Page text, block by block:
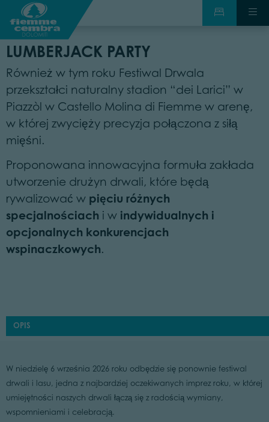
LUMBERJACK PARTY
Również w tym roku Festiwal Drwala
przekształci naturalny stadion “dei Larici” w
Piazzòl w Castello Molina di Fiemme w arenę,
w której zwycięży precyzja połączona z siłą
mięśni.
Proponowana innowacyjna formuła zakłada
utworzenie drużyn drwali, które będą
rywalizować w pięciu różnych
specjalnościach i w indywidualnych i
opcjonalnych konkurencjach
wspinaczkowych.
OPIS
W niedzielę 6 września 2026 roku odbędzie się ponownie festiwal
drwali i lasu, jedna z najbardziej oczekiwanych imprez roku, w której
umiejętności naszych drwali łączą się z radością wymiany,
wspomnieniami i celebracją.